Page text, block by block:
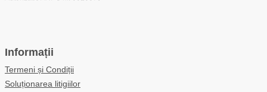
Informații
Termeni și Condiții
Soluționarea litigiilor